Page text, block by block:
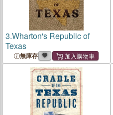
3.Wharton's Republic of
Texas
無庫存